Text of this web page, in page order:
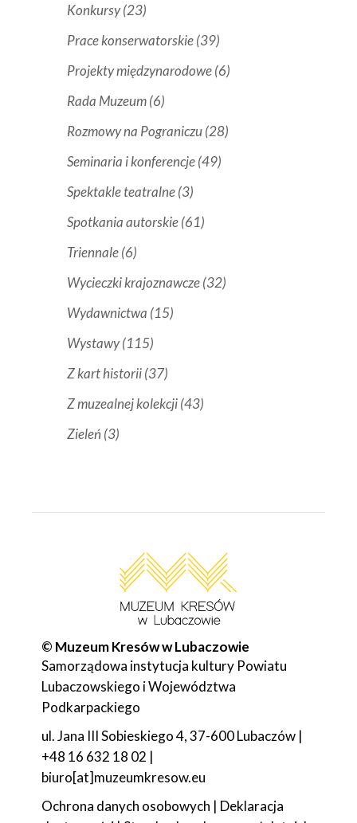
Konkursy(23)
Prace konserwatorskie(39)
Projekty międzynarodowe(6)
Rada Muzeum(6)
Rozmowy na Pograniczu(28)
Seminaria i konferencje(49)
Spektakle teatralne(3)
Spotkania autorskie(61)
Triennale(6)
Wycieczki krajoznawcze(32)
Wydawnictwa (15)
Wystawy(115)
Z kart historii(37)
Z muzealnej kolekcji(43)
Zieleń (3)
© Muzeum Kresów w Lubaczowie
Samorządowa instytucja kultury Powiatu
Lubaczowskiego i Województwa
Podkarpackiego
ul. Jana III Sobieskiego 4, 37-600 Lubaczów |
+48 16 632 18 02 |
biuro[at]muzeumkresow.eu
Ochrona danych osobowych | Deklaracja